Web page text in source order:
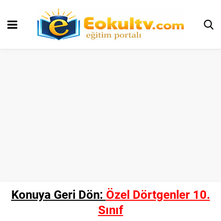
Konuya Geri Dön: Özel Dörtgenler 10.
Sınıf